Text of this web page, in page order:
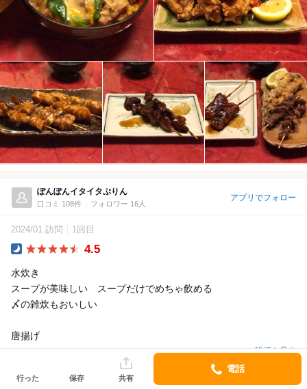
ぽんぽんイタイタぷりん
口コミ 108件 フォロワー 16人
アプリでフォロー
2024/01 訪問 1回目
4.5
水炊き
スープが美味しい スープだけでめちゃ飲める
〆の雑炊もおいしい
唐揚げ
詳細を見る
行った 保存 共有
電話